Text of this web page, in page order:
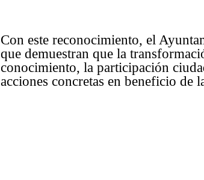
Con este reconocimiento, el
que demuestran que la
conocimiento, la participación
acciones concretas en beneficio de